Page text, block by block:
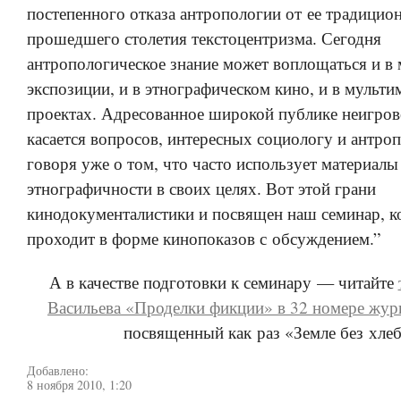
постепенного отказа антропологии от ее
прошедшего столетия текстоцентризма. Сегодня
антропологическое знание может воплощаться и в
экспозиции, и в этнографическом кино, и в
проектах. Адресованное широкой публике
касается вопросов, интересных социологу и
говоря уже о том, что часто использует
этнографичности в своих целях. Вот этой грани
кинодокументалистики и посвящен наш семинар,
проходит в форме кинопоказов с обсуждением.”
А в качестве подготовки к семинару — читайте
Васильева «Проделки фикции» в 32 номере
посвященный как раз «Земле без
Добавлено:
8 ноября 2010, 1:20